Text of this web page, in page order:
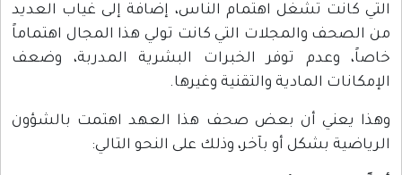
التي كانت تشغل اهتمام الناس، إضافة إلى غياب العديد
من الصحف والمجلات التي كانت تولي هذا المجال اهتماماً
خاصاً، وعدم توفر الخبرات البشرية المدربة، وضعف
الإمكانات المادية والتقنية وغيرها.
وهذا يعني أن بعض صحف هذا العهد اهتمت بالشؤون
الرياضية بشكل أو بآخر، وذلك على النحو التالي: